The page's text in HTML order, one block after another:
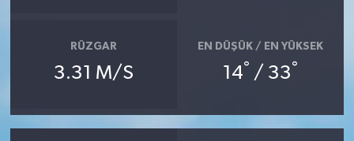
RÜZGAR
3.31 M/S
EN DÜŞÜK / EN YÜKSEK
14° / 33°